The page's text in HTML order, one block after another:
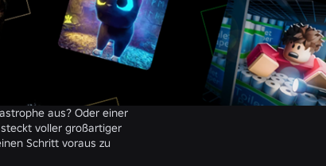
aus? Oder einer
voller großartiger
Schritt voraus zu